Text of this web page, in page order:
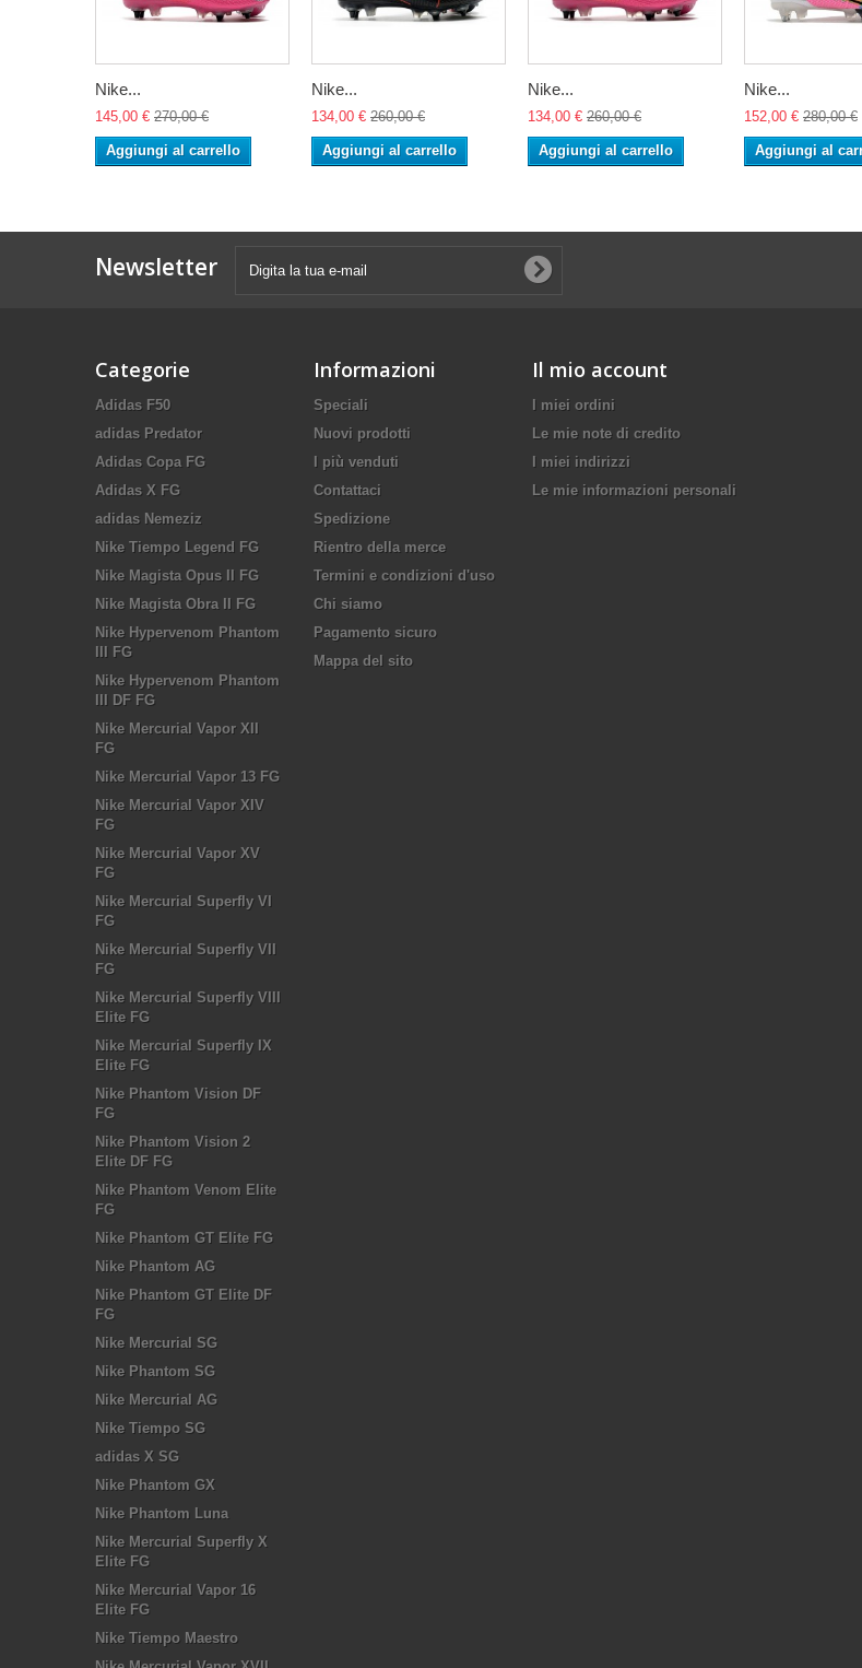
Nike...
145,00 € 270,00 €
Aggiungi al carrello
Nike...
134,00 € 260,00 €
Aggiungi al carrello
Nike...
134,00 € 260,00 €
Aggiungi al carrello
Nike...
152,00 € 280,00 €
Aggiungi al
Newsletter
Categorie
Adidas F50
adidas Predator
Adidas Copa FG
Adidas X FG
adidas Nemeziz
Nike Tiempo Legend FG
Nike Magista Opus II FG
Nike Magista Obra II FG
Nike Hypervenom Phantom
III FG
Nike Hypervenom Phantom
III DF FG
Nike Mercurial Vapor XII
FG
Nike Mercurial Vapor 13 FG
Nike Mercurial Vapor XIV
FG
Nike Mercurial Vapor XV
FG
Nike Mercurial Superfly VI
FG
Nike Mercurial Superfly VII
FG
Nike Mercurial Superfly VIII
Elite FG
Nike Mercurial Superfly IX
Elite FG
Nike Phantom Vision DF
FG
Nike Phantom Vision 2
Elite DF FG
Nike Phantom Venom Elite
FG
Nike Phantom GT Elite FG
Nike Phantom AG
Nike Phantom GT Elite DF
FG
Nike Mercurial SG
Nike Phantom SG
Nike Mercurial AG
Nike Tiempo SG
adidas X SG
Nike Phantom GX
Nike Phantom Luna
Nike Mercurial Superfly X
Elite FG
Nike Mercurial Vapor 16
Elite FG
Nike Tiempo Maestro
Informazioni
Speciali
Nuovi prodotti
I più venduti
Contattaci
Spedizione
Rientro della merce
Termini e condizioni d'uso
Chi siamo
Pagamento sicuro
Mappa del sito
Il mio account
I miei ordini
Le mie note di credito
I miei indirizzi
Le mie informazioni personali